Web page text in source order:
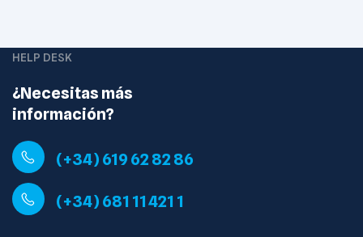
HELP DESK
¿Necesitas más
información?
(+34) 619 62 82 86
(+34) 681 11 421 1